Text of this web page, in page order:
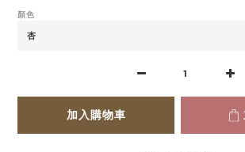
顏色
加入購物車